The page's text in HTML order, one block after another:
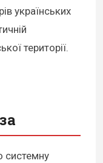
українських
території.
системну